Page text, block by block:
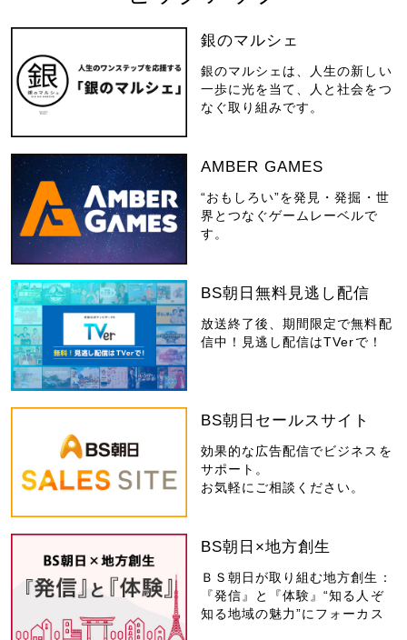
銀のマルシェ
銀のマルシェは、人生の新しい
一歩に光を当て、人と社会をつ
なぐ取り組みです。
AMBER GAMES
“おもしろい”を発見・発掘・世
界とつなぐゲームレーベルで
す。
BS朝日無料見逃し配信
放送終了後、期間限定で無料配
信中！見逃し配信はTVerで！
BS朝日セールスサイト
効果的な広告配信でビジネスを
サポート。
お気軽にご相談ください。
BS朝日×地方創生
ＢＳ朝日が取り組む地方創生：
『発信』と『体験』“知る人ぞ
知る地域の魅力”にフォーカス